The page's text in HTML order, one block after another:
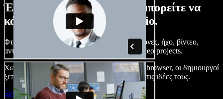
Ένα μικρό δείγμα από όσα μπορείτε να
κάνετε με το Speechify Studio.
Φτιάξτε voice overs, προσθέστε δωρεάν εικόνες, ήχο, βίντεο,
αντιγραφή φωνής – ολοκληρωμένα audio/video projects.
Χωρίς καμπύλη εκμάθησης και με όλα στον browser, οι δημιουργοί
ξεπερνούν τα κλασικά όρια και δίνουν ζωή στις ιδέες τους.
Ξεκινήστε με το Studio